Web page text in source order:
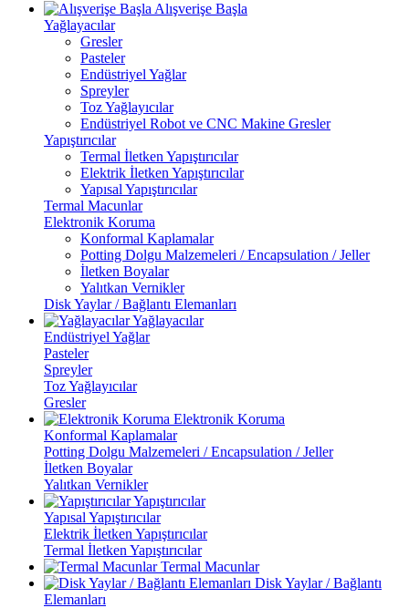
Alışverişe Başla
Yağlayacılar
Gresler
Pasteler
Endüstriyel Yağlar
Spreyler
Toz Yağlayıcılar
Endüstriyel Robot ve CNC Makine Gresler
Yapıştırıcılar
Termal İletken Yapıştırıcılar
Elektrik İletken Yapıştırıcılar
Yapısal Yapıştırıcılar
Termal Macunlar
Elektronik Koruma
Konformal Kaplamalar
Potting Dolgu Malzemeleri / Encapsulation / Jeller
İletken Boyalar
Yalıtkan Vernikler
Disk Yaylar / Bağlantı Elemanları
Yağlayacılar
Endüstriyel Yağlar
Pasteler
Spreyler
Toz Yağlayıcılar
Gresler
Elektronik Koruma
Konformal Kaplamalar
Potting Dolgu Malzemeleri / Encapsulation / Jeller
İletken Boyalar
Yalıtkan Vernikler
Yapıştırıcılar
Yapısal Yapıştırıcılar
Elektrik İletken Yapıştırıcılar
Termal İletken Yapıştırıcılar
Termal Macunlar
Disk Yaylar / Bağlantı
Elemanları